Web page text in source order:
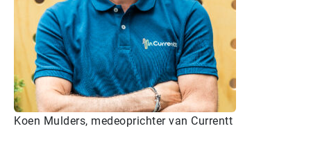
Koen Mulders, medeoprichter van Currentt